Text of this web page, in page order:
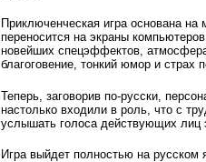
Приключенческая игра основана
переносится на экраны
новейших спецэффектов,
благоговение, тонкий юмор и страх
Теперь, заговорив по-русски,
настолько входили в роль, что с
услышать голоса действующих лиц
Игра выйдет полностью на русском